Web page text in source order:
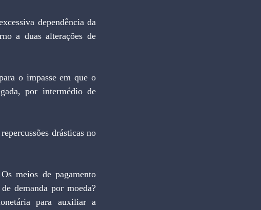
a duas alterações de
por intermédio de
demanda por moeda?
para auxiliar a